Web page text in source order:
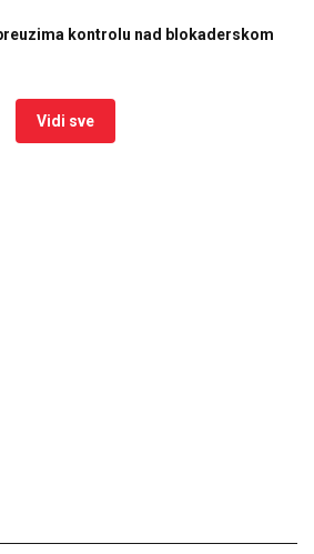
kontrolu nad blokaderskom
Vidi sve